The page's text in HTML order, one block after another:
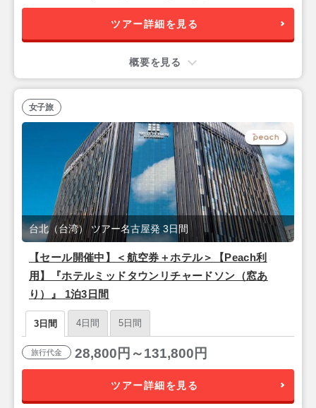
ツアー詳細を見る
概要を見る
【セール開催中】＜航空券＋ホテル＞【Peach利
用】『ホテルミッドタウンリチャードソン（窓あ
り）』 1泊3日間
台北（台湾） ツアー名古屋発 3日間
女子旅
3日間 4日間 5日間
旅行代金 28,800円～131,800円
ツアー詳細を見る